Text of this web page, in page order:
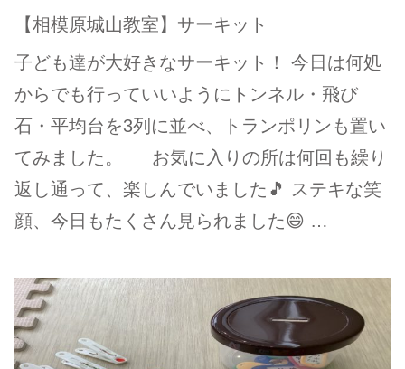
【相模原城山教室】サーキット
子ども達が大好きなサーキット！ 今日は何処
からでも行っていいようにトンネル・飛び
石・平均台を3列に並べ、トランポリンも置い
てみました。 お気に入りの所は何回も繰り
返し通って、楽しんでいました🎵 ステキな笑
顔、今日もたくさん見られました😄 …